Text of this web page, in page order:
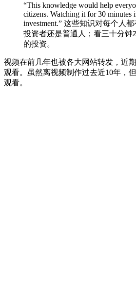
“This knowledge would help
citizens. Watching it for 30 minutes
investment.” 这些知识对每个人
投资者还是普通人；看三十分钟
的投资。
视频在前几年也被各大网站转发，近
观看。虽然离视频制作过去近10年，
观看。